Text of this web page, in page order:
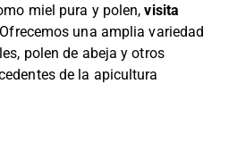
miel pura y polen,visita
una amplia variedad
polen de abeja y otros
de la apicultura